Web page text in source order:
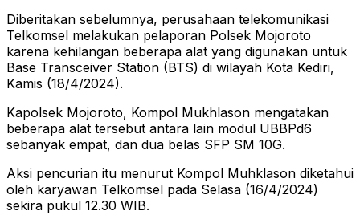
Diberitakan sebelumnya, perusahaan telekomunikasi
Telkomsel melakukan pelaporan Polsek Mojoroto
karena kehilangan beberapa alat yang digunakan untuk
Base Transceiver Station (BTS) di wilayah Kota Kediri,
Kamis (18/4/2024).
Kapolsek Mojoroto, Kompol Mukhlason mengatakan
beberapa alat tersebut antara lain modul UBBPd6
sebanyak empat, dan dua belas SFP SM 10G.
Aksi pencurian itu menurut Kompol Muhklason diketahui
oleh karyawan Telkomsel pada Selasa (16/4/2024)
sekira pukul 12.30 WIB.